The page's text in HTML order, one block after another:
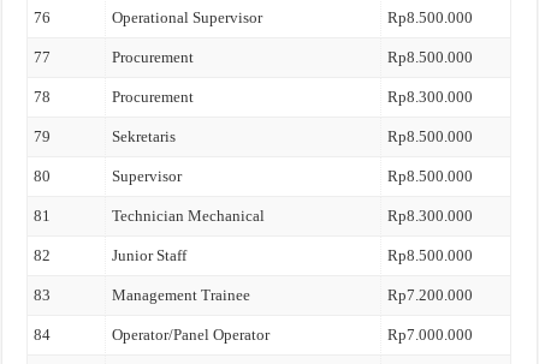
76 Operational Supervisor Rp8.500.000
77 Procurement Rp8.500.000
78 Procurement Rp8.300.000
79 Sekretaris Rp8.500.000
80 Supervisor Rp8.500.000
81 Technician Mechanical Rp8.300.000
82 Junior Staff Rp8.500.000
83 Management Trainee Rp7.200.000
84 Operator/Panel Operator Rp7.000.000